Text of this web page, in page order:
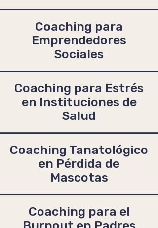
Coaching para
Emprendedores
Sociales
Coaching para Estrés
en Instituciones de
Salud
Coaching Tanatológico
en Pérdida de
Mascotas
Coaching para el